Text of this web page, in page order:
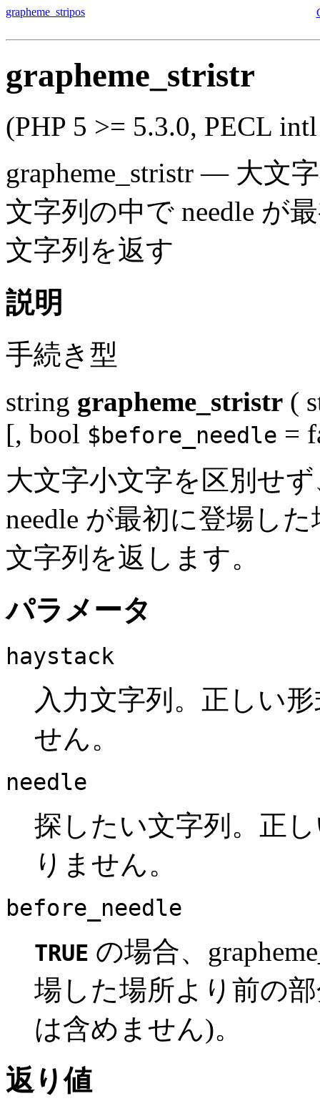
grapheme_stripos
grapheme_stristr
(PHP 5 >= 5.3.0, PECL
grapheme_stristr — 大文
文字列の中で needle が
文字列を返す
説明
手続き型
string grapheme_stristr (
[, bool $before_needle =
大文字小文字を区別せ
needle が最初に登場し
文字列を返します。
パラメータ
haystack
入力文字列。正しい
せん。
needle
探したい文字列。正
りません。
before_needle
TRUE の場合、
場した場所より前の
は含めません)。
返り値